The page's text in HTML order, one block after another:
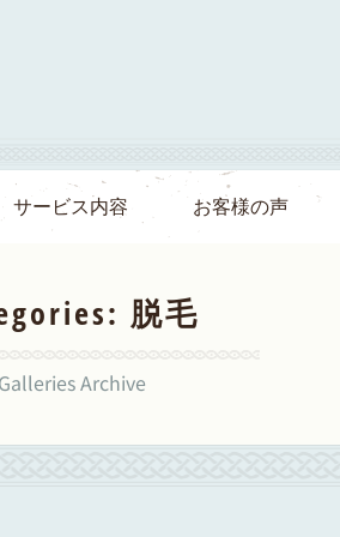
サービス内容 お客様の声
脱毛
Galleries Archive